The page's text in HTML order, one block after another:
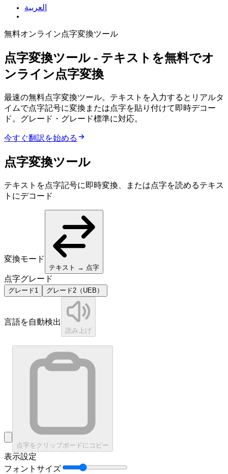
العربية
無料オンライン点字変換ツール
点字変換ツール - テキストを無料でオ
ンライン点字変換
最速の無料点字変換ツール。テキストを入力するとリアルタ
イムで点字記号に変換 — または点字を貼り付けて即時デコー
ド。グレード1・グレード2 UEB標準に対応。
今すぐ翻訳を始める
点字変換ツール
テキストを点字記号に即時変換、または点字を読めるテキス
トにデコード
変換モード
テキスト → 点字
点字グレード
グレード1 グレード2（UEB）
言語を自動検出
読み上げ
点字をクリップボードにコピー
表示設定
フォントサイズ